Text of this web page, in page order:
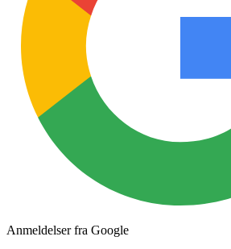
Anmeldelser fra Google